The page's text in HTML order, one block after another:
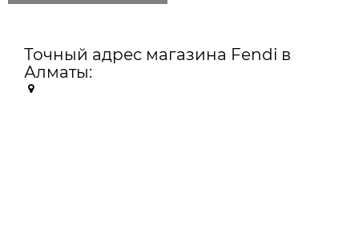
Точный адрес магазина Fendi в
Алматы: